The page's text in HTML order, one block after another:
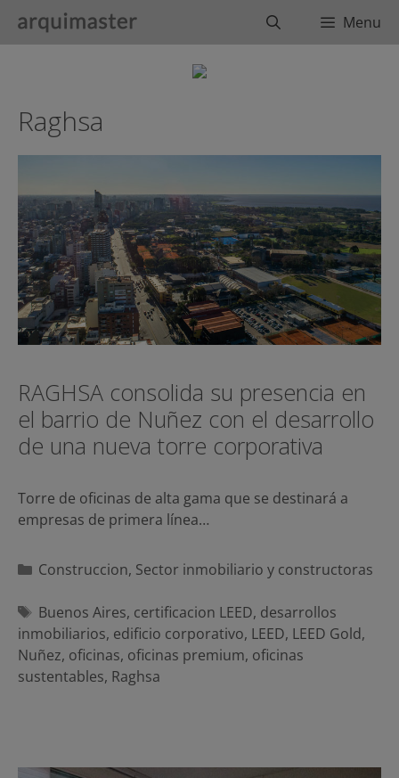
BuscarMenu
Raghsa
RAGHSA consolida su presencia en
el barrio de Nuñez con el desarrollo
de una nueva torre corporativa
Torre de oficinas de alta gama que se destinará a
empresas de primera línea…
Categorías
Construccion, Sector inmobiliario y constructoras
Etiquetas
Buenos Aires, certificacion LEED, desarrollos
inmobiliarios, edificio corporativo, LEED, LEED Gold,
Nuñez, oficinas, oficinas premium, oficinas
sustentables, Raghsa